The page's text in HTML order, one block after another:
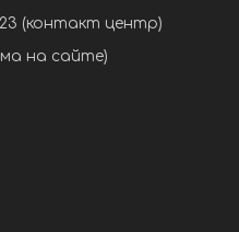
(контакт центр)
на сайте)